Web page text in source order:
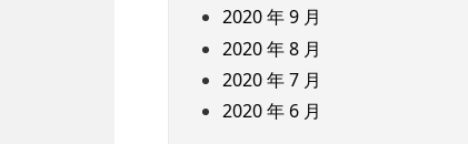
2020 年 9 月
2020 年 8 月
2020 年 7 月
2020 年 6 月